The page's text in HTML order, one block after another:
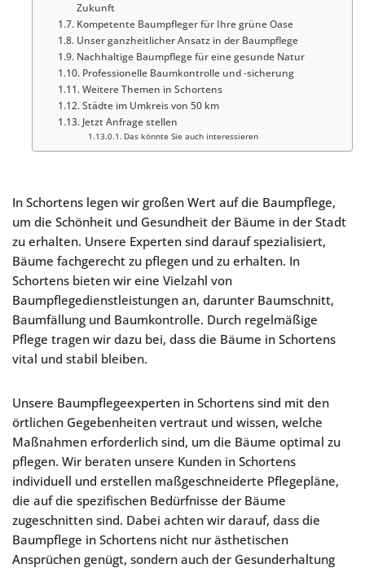
Zukunft
Kompetente Baumpfleger für Ihre grüne Oase
Unser ganzheitlicher Ansatz in der Baumpflege
Nachhaltige Baumpflege für eine gesunde Natur
Professionelle Baumkontrolle und -sicherung
Weitere Themen in Schortens
Städte im Umkreis von 50 km
Jetzt Anfrage stellen
Das könnte Sie auch interessieren
In Schortens legen wir großen Wert auf die Baumpflege,
um die Schönheit und Gesundheit der Bäume in der Stadt
zu erhalten. Unsere Experten sind darauf spezialisiert,
Bäume fachgerecht zu pflegen und zu erhalten. In
Schortens bieten wir eine Vielzahl von
Baumpflegedienstleistungen an, darunter Baumschnitt,
Baumfällung und Baumkontrolle. Durch regelmäßige
Pflege tragen wir dazu bei, dass die Bäume in Schortens
vital und stabil bleiben.
Unsere Baumpflegeexperten in Schortens sind mit den
örtlichen Gegebenheiten vertraut und wissen, welche
Maßnahmen erforderlich sind, um die Bäume optimal zu
pflegen. Wir beraten unsere Kunden in Schortens
individuell und erstellen maßgeschneiderte Pflegepläne,
die auf die spezifischen Bedürfnisse der Bäume
zugeschnitten sind. Dabei achten wir darauf, dass die
Baumpflege in Schortens nicht nur ästhetischen
Ansprüchen genügt, sondern auch der Gesunderhaltung